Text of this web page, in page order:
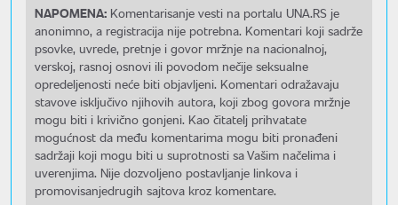
NAPOMENA: Komentarisanje vesti na portalu UNA.RS je
anonimno, a registracija nije potrebna. Komentari koji sadrže
psovke, uvrede, pretnje i govor mržnje na nacionalnoj,
verskoj, rasnoj osnovi ili povodom nečije seksualne
opredeljenosti neće biti objavljeni. Komentari odražavaju
stavove isključivo njihovih autora, koji zbog govora mržnje
mogu biti i krivično gonjeni. Kao čitatelj prihvatate
mogućnost da među komentarima mogu biti pronađeni
sadržaji koji mogu biti u suprotnosti sa Vašim načelima i
uverenjima. Nije dozvoljeno postavljanje linkova i
promovisanjedrugih sajtova kroz komentare.